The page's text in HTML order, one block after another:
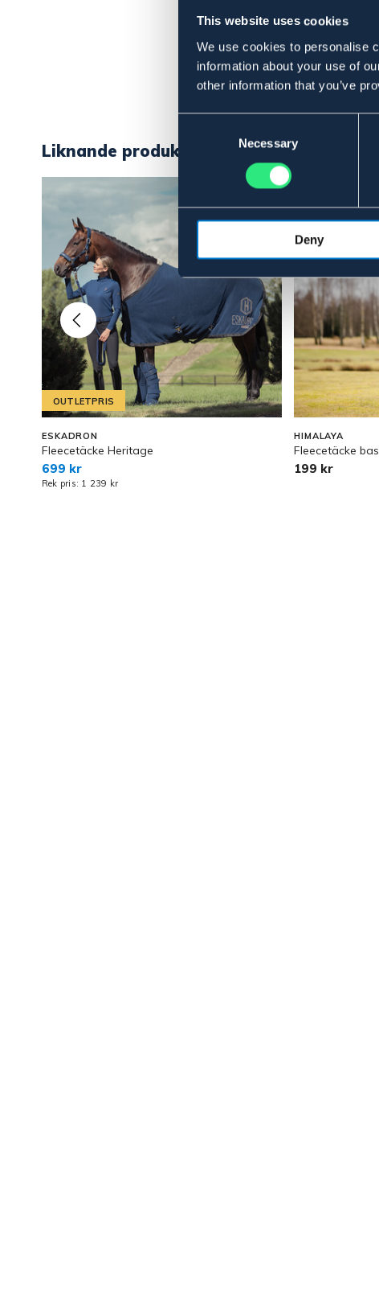
This website uses cookies
We use cookies to personalise
information about your use of
other information that you’ve
Necessary
Deny
Liknande produkter
OUTLETPRIS
ESKADRON
Fleecetäcke Heritage
699 kr
Rek pris: 1 239 kr
HIMALAYA
Fleecetäcke
199 kr